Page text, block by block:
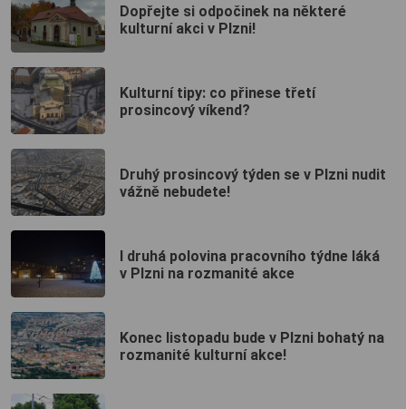
Dopřejte si odpočinek na některé
kulturní akci v Plzni!
Kulturní tipy: co přinese třetí
prosincový víkend?
Druhý prosincový týden se v Plzni nudit
vážně nebudete!
I druhá polovina pracovního týdne láká
v Plzni na rozmanité akce
Konec listopadu bude v Plzni bohatý na
rozmanité kulturní akce!